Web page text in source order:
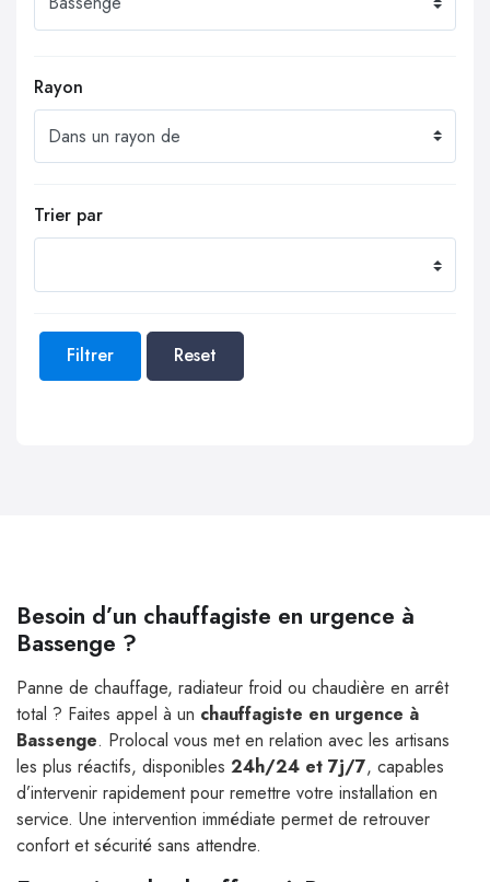
Rayon
Trier par
Filtrer Reset
Besoin d’un chauffagiste en urgence à
Bassenge ?
Panne de chauffage, radiateur froid ou chaudière en arrêt
total ? Faites appel à un chauffagiste en urgence à
Bassenge. Prolocal vous met en relation avec les artisans
les plus réactifs, disponibles 24h/24 et 7j/7, capables
d’intervenir rapidement pour remettre votre installation en
service. Une intervention immédiate permet de retrouver
confort et sécurité sans attendre.